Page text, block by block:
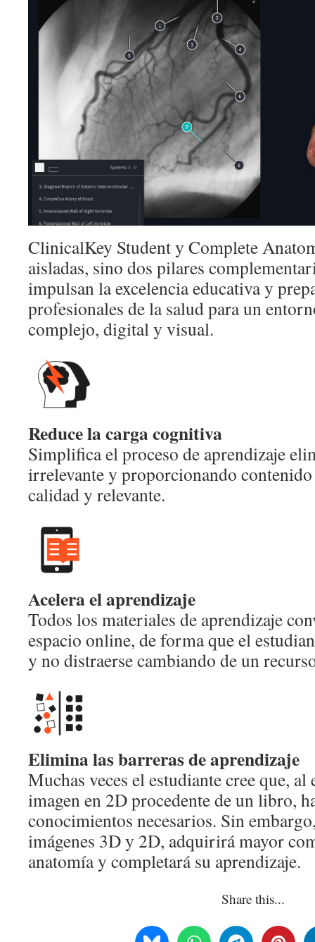
ClinicalKey Student y Complete
aisladas, sino dos pilares
impulsan la excelencia educativa y
profesionales de la salud para un
complejo, digital y visual.
Reduce la carga cognitiva
Simplifica el proceso de aprendizaje
irrelevante y proporcionando
calidad y relevante.
Acelera el aprendizaje
Todos los materiales de aprendizaje
espacio online, de forma que el
y no distraerse cambiando de un
Elimina las barreras de aprendizaje
Muchas veces el estudiante cree que, al
imagen en 2D procedente de un libro,
conocimientos necesarios. Sin
imágenes 3D y 2D, adquirirá mayor
anatomía y completará su aprendizaje.
Share this...